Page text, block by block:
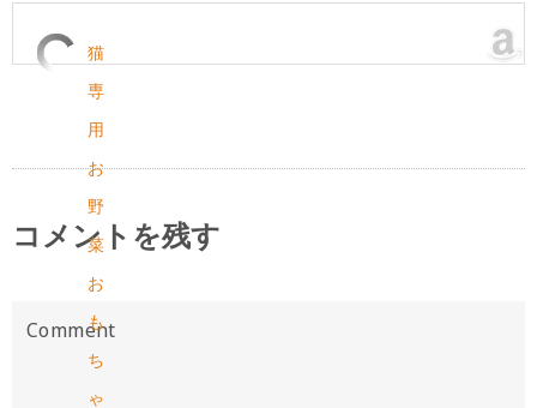
猫
専
用
お
野
菜
お
も
ち
ゃ
コメントを残す